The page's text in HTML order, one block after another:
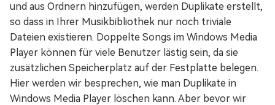
und aus Ordnern hinzufügen, werden Duplikate erstellt,
so dass in Ihrer Musikbibliothek nur noch triviale
Dateien existieren. Doppelte Songs im Windows Media
Player können für viele Benutzer lästig sein, da sie
zusätzlichen Speicherplatz auf der Festplatte belegen.
Hier werden wir besprechen, wie man Duplikate in
Windows Media Player löschen kann. Aber bevor wir